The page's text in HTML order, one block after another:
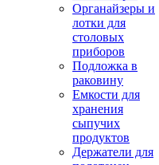
Органайзеры и
лотки для
столовых
приборов
Подложка в
раковину
Емкости для
хранения
сыпучих
продуктов
Держатели для